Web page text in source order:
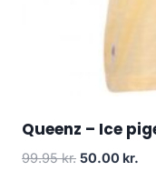
Queenz – Ice
99.95kr. Original
50.00 kr.